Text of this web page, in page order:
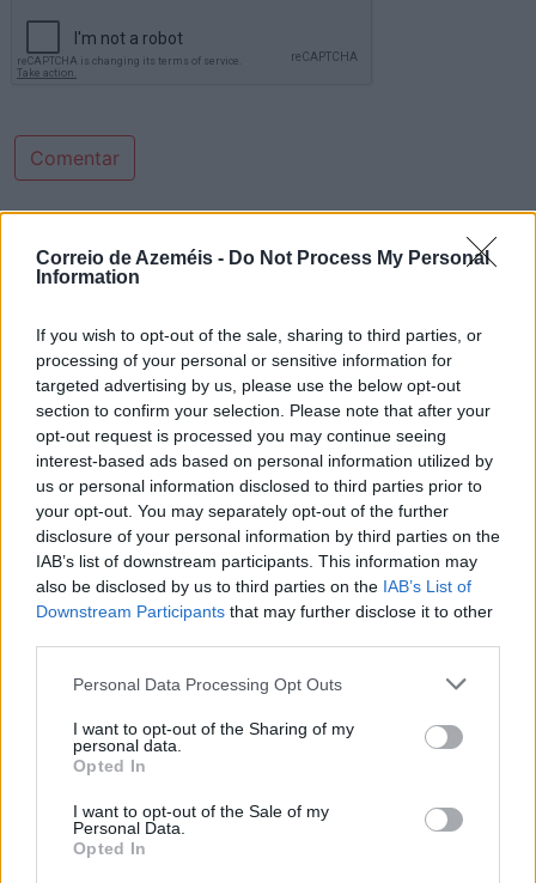
Correio de Azeméis - Do Not Process My Personal
Information
If you wish to opt-out of the sale, sharing to third parties, or
processing of your personal or sensitive information for
targeted advertising by us, please use the below opt-out
section to confirm your selection. Please note that after your
opt-out request is processed you may continue seeing
interest-based ads based on personal information utilized by
us or personal information disclosed to third parties prior to
your opt-out. You may separately opt-out of the further
disclosure of your personal information by third parties on the
IAB’s list of downstream participants. This information may
also be disclosed by us to third parties on the IAB’s List of
Downstream Participants that may further disclose it to other
Personal Data Processing Opt Outs
I want to opt-out of the Sharing of my
personal data.
Opted In
I want to opt-out of the Sale of my
Personal Data.
Opted In
Comentar
Últimas Notícias
Parque de La Salette
8/08/2026